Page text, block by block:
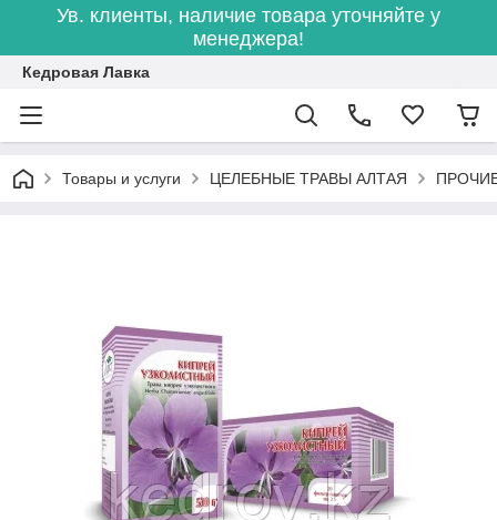
Ув. клиенты, наличие товара уточняйте у
менеджера!
Кедровая Лавка
Товары и услуги ЦЕЛЕБНЫЕ ТРАВЫ АЛТАЯ